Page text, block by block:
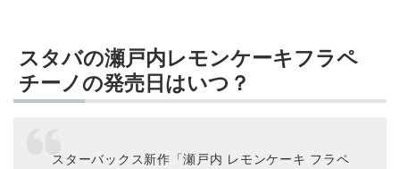
スタバの瀬戸内レモンケーキフラペ
チーノの発売日はいつ？
スターバックス新作「瀬戸内 レモンケーキ フラペ